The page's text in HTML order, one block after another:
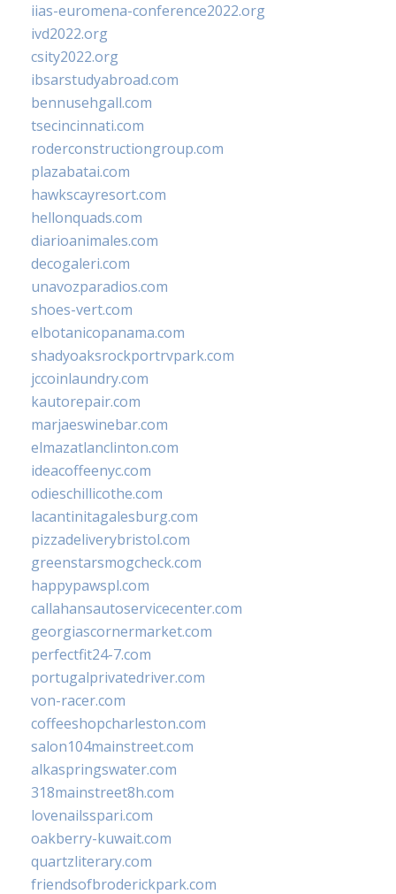
iias-euromena-conference2022.org
ivd2022.org
csity2022.org
ibsarstudyabroad.com
bennusehgall.com
tsecincinnati.com
roderconstructiongroup.com
plazabatai.com
hawkscayresort.com
hellonquads.com
diarioanimales.com
decogaleri.com
unavozparadios.com
shoes-vert.com
elbotanicopanama.com
shadyoaksrockportrvpark.com
jccoinlaundry.com
kautorepair.com
marjaeswinebar.com
elmazatlanclinton.com
ideacoffeenyc.com
odieschillicothe.com
lacantinitagalesburg.com
pizzadeliverybristol.com
greenstarsmogcheck.com
happypawspl.com
callahansautoservicecenter.com
georgiascornermarket.com
perfectfit24-7.com
portugalprivatedriver.com
von-racer.com
coffeeshopcharleston.com
salon104mainstreet.com
alkaspringswater.com
318mainstreet8h.com
lovenailsspari.com
oakberry-kuwait.com
quartzliterary.com
friendsofbroderickpark.com